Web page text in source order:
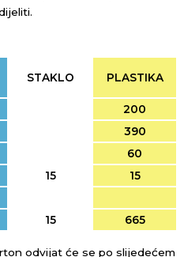
STAKLO PLASTIKA
200
390
60
15 15
15 665
odvijat će se po slijedećem